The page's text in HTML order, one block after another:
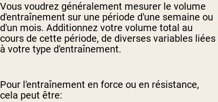
Vous voudrez généralement mesurer le volume
d'entraînement sur une période d'une semaine ou
d'un mois. Additionnez votre volume total au
cours de cette période, de diverses variables liées
à votre type d'entraînement.
Pour l'entraînement en force ou en résistance,
cela peut être: